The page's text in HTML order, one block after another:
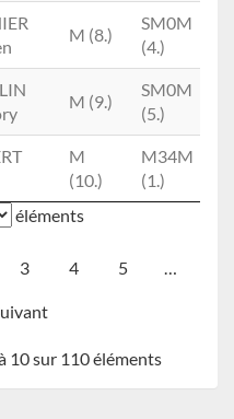
M (8.)
SM0M
(4.)
M (9.)
SM0M
(5.)
M
(10.)
M34M
(1.)
éléments
3 4 5 …
10 sur 110 éléments